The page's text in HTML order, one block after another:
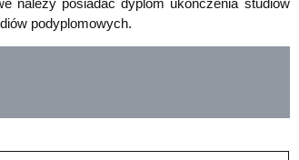
należy posiadać dyplom ukończenia studiów
podyplomowych.